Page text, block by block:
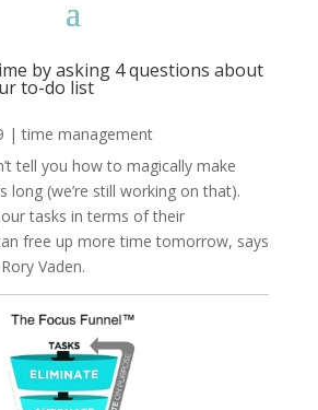
by asking 4 questions about
to-do list
|time management
tell you how to magically make
long (we’re still working on that).
tasks in terms of their
free up more time tomorrow, says
Vaden.